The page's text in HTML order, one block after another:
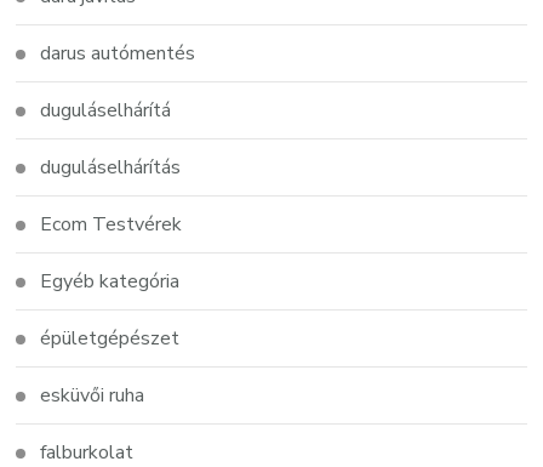
darus autómentés
duguláselhárítá
duguláselhárítás
Ecom Testvérek
Egyéb kategória
épületgépészet
esküvői ruha
falburkolat